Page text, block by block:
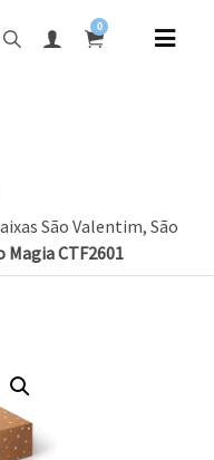
0
São Valentim, São
Magia CTF2601